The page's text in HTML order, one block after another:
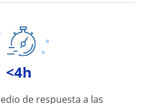
<4h
de respuesta a las